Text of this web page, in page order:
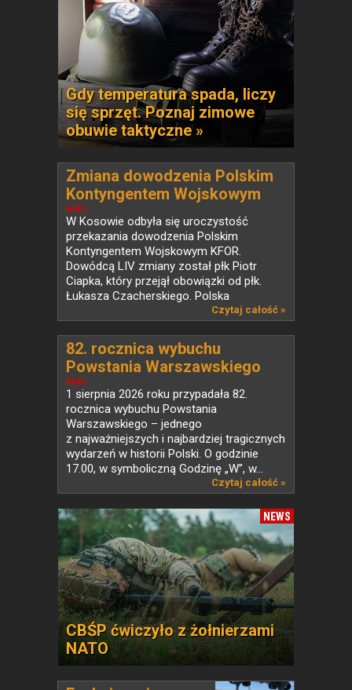
Gdy temperatura spada, liczy
się sprzęt. Poznaj zimowe
obuwie taktyczne »
NEWS
Zmiana dowodzenia Polskim
Kontyngentem Wojskowym
KFOR w Kosowie
W Kosowie odbyła się uroczystość
przekazania dowodzenia Polskim
Kontyngentem Wojskowym KFOR.
Dowódcą LIV zmiany został płk Piotr
Ciapka, który przejął obowiązki od płk.
Łukasza Czacherskiego. Polska
Czytaj całość »
NEWS
82. rocznica wybuchu
Powstania Warszawskiego
1 sierpnia 2026 roku przypadała 82.
rocznica wybuchu Powstania
Warszawskiego – jednego
z najważniejszych i najbardziej tragicznych
wydarzeń w historii Polski. O godzinie
17.00, w symboliczną Godzinę „W”, w...
Czytaj całość »
NEWS
CBŚP ćwiczyło z żołnierzami
NATO